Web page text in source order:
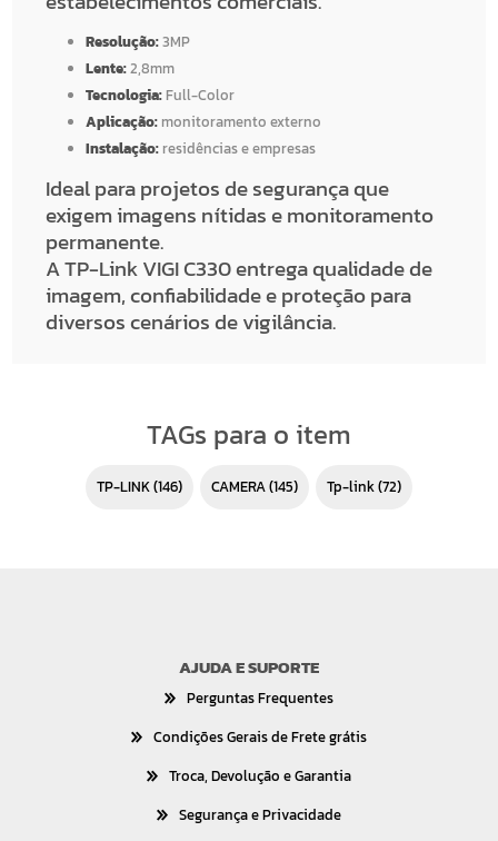
Resolução:3MP
Lente:2,8mm
Tecnologia: Full-Color
Aplicação: monitoramento externo
Instalação: residências e empresas
Ideal para projetos de segurança que
exigem imagens nítidas e monitoramento
permanente.
A TP-Link VIGI C330 entrega qualidade de
imagem, confiabilidade e proteção para
diversos cenários de vigilância.
TAGs para o item
TP-LINK(146) CAMERA(145) tp-link(72)
AJUDA E SUPORTE
Perguntas Frequentes
Condições Gerais de Frete grátis
Troca, Devolução e Garantia
Segurança e Privacidade